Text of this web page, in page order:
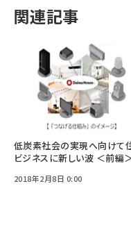
関連記事
低炭素社会の実現へ向けて
ビジネスに新しい波 ＜前編
2018年2月8日 0:00